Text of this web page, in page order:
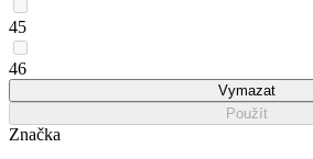
45
46
Vymazat
Použít
Značka